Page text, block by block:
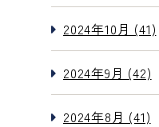
2024年10月 (41)
2024年9月 (42)
2024年8月 (41)